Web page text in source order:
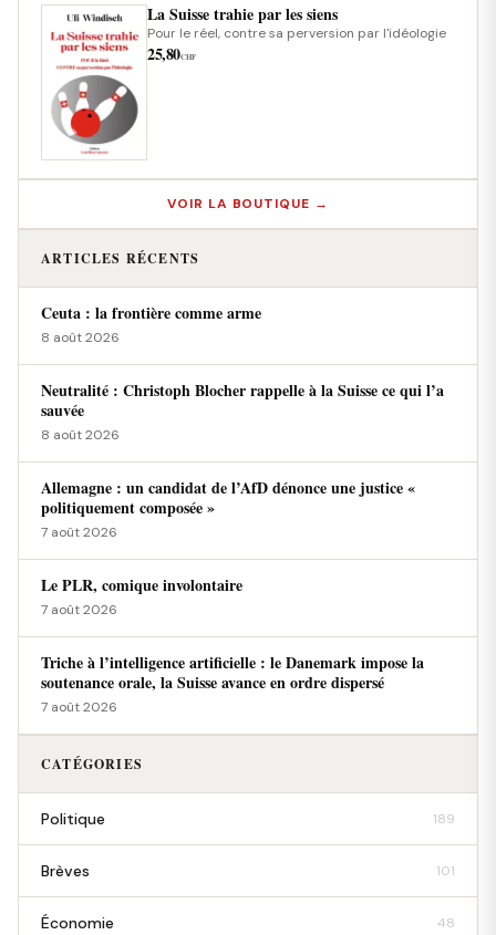
La Suisse trahie par les siens
Pour le réel, contre sa perversion par l'idéologie
25,80CHF
VOIR LA BOUTIQUE →
ARTICLES RÉCENTS
Ceuta : la frontière comme arme
8 août 2026
Neutralité : Christoph Blocher rappelle à la Suisse ce qui l’a
sauvée
8 août 2026
Allemagne : un candidat de l’AfD dénonce une justice «
politiquement composée »
7 août 2026
Le PLR, comique involontaire
7 août 2026
Triche à l’intelligence artificielle : le Danemark impose la
soutenance orale, la Suisse avance en ordre dispersé
7 août 2026
CATÉGORIES
Politique 189
Brèves 101
Économie 48